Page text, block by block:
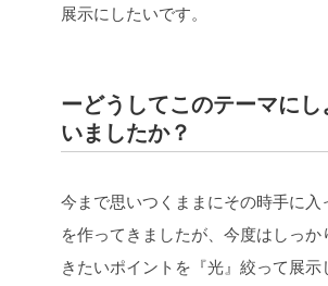
展示にしたいです。
ーどうしてこのテーマに
いましたか？
今まで思いつくままにその時手に入
を作ってきましたが、今度はしっか
きたいポイントを『光』絞って展示